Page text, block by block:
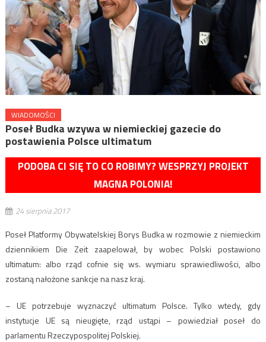
WIADOMOŚCI
Poseł Budka wzywa w niemieckiej gazecie do
postawienia Polsce ultimatum
PODOBA CI SIĘ TO CO ROBIMY? WESPRZYJ PROJEKT
MAGNA POLONIA!
24 sierpnia 2017
Poseł Platformy Obywatelskiej Borys Budka w rozmowie z niemieckim
dziennikiem Die Zeit zaapelował, by wobec Polski postawiono
ultimatum: albo rząd cofnie się ws. wymiaru sprawiedliwości, albo
zostaną nałożone sankcje na nasz kraj.
– UE potrzebuje wyznaczyć ultimatum Polsce. Tylko wtedy, gdy
instytucje UE są nieugięte, rząd ustąpi – powiedział poseł do
parlamentu Rzeczypospolitej Polskiej.